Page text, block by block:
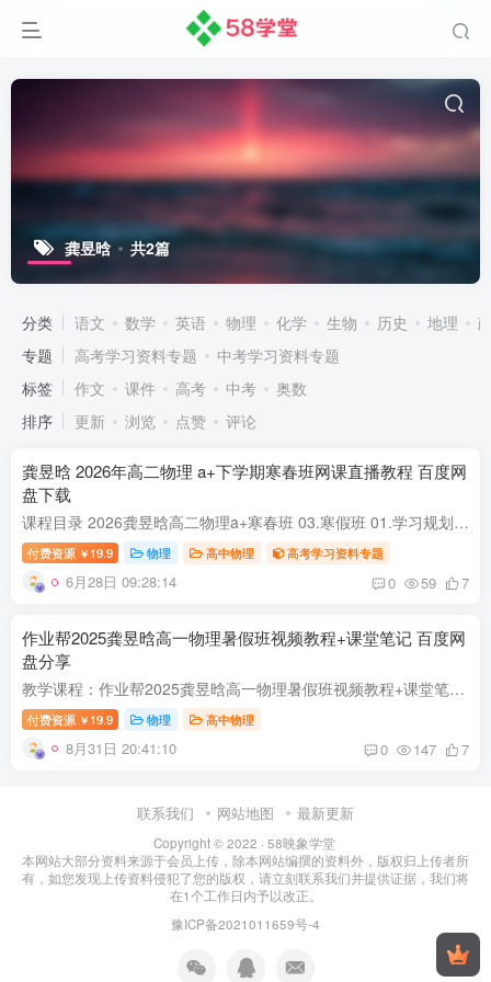
龚昱晗 共2篇
分类 语文 数学 英语 物理 化学 生物 历史 地理
专题
高考学习资料专题
中考学习资料专题
标签
作文 课件 高考 中考
奥数
排序
更新 浏览 点赞 评论
龚昱晗 2026年高二物理 a+下学期寒春班网课直播教程 百度网
盘下载
课程目录 2026龚昱晗高二物理a+寒春班 03.寒假班 01.学习规划课.mp4 02.第1讲 电磁感应原理深化.mp4 03.第2讲 单棒的动力学与能量问题.mp4 04.第3讲 线框模型与电磁现象.mp4 05.第4讲 交流电的...
付费资源 ￥ 19.9 物理 高中物理 高考学习资料专题
6月28日 09:28:14 0 59 7
作业帮2025龚昱晗高一物理暑假班视频教程+课堂笔记 百度网
盘分享
教学课程：作业帮2025龚昱晗高一物理暑假班视频教程+课堂笔记 课程目录 1.直播·学习规划课.mp4 2.直播【第1讲】描述运动的基本物理量.mp4 3.直播【第2讲】加速度与运动学图像.mp4 4.直播【第3...
付费资源 ￥ 19.9 物理 高中物理
8月31日 20:41:10 0 147 7
联系我们 网站地图 最新更新
Copyright © 2022 · 58映象学堂
本网站大部分资料来源于会员上传，除本网站编撰的资料外，版权归上传者所
有，如您发现上传资料侵犯了您的版权，请立刻联系我们并提供证据，我们将
在1个工作日内予以改正。
豫ICP备2021011659号-4